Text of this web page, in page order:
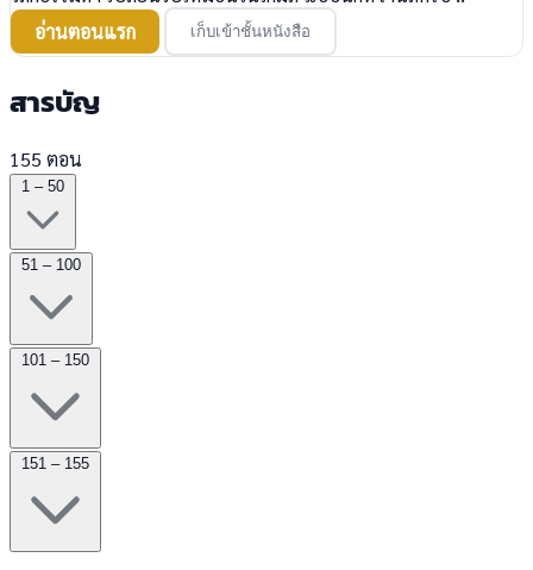
อ่านตอนแรก
เก็บเข้าชั้นหนังสือ
สารบัญ
155 ตอน
1 – 50
51 – 100
101 – 150
151 – 155